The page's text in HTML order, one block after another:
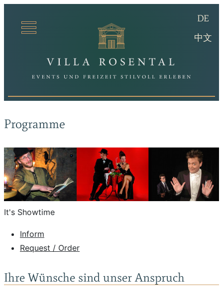
DE
中文
Programme
It's Showtime
Inform
Request / Order
Ihre Wünsche sind unser Anspruch